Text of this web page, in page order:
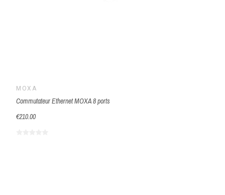
MOXA
Commutateur Ethernet MOXA 8 ports
€210.00